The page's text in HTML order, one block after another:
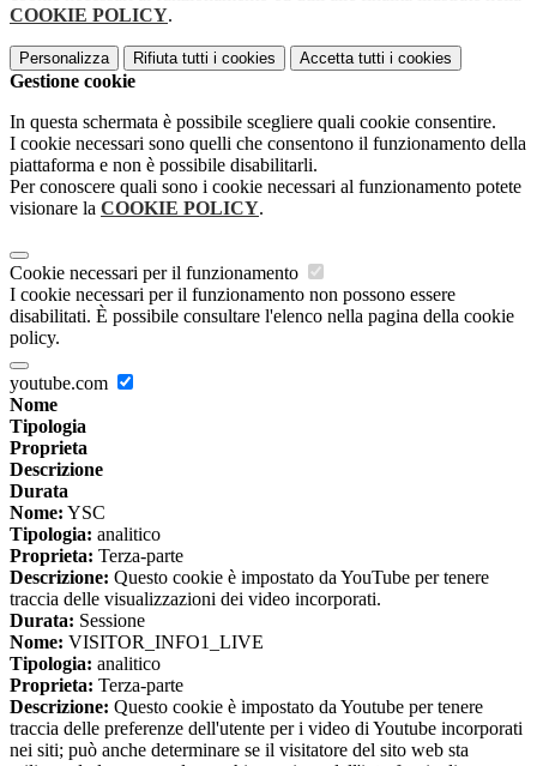
COOKIE POLICY.
Personalizza Rifiuta tutti i cookies Accetta tutti i cookies
Gestione cookie
In questa schermata è possibile scegliere quali cookie consentire.
I cookie necessari sono quelli che consentono il funzionamento della
piattaforma e non è possibile disabilitarli.
Per conoscere quali sono i cookie necessari al funzionamento potete
visionare la COOKIE POLICY.
Cookie necessari per il funzionamento
I cookie necessari per il funzionamento non possono essere
disabilitati. È possibile consultare l'elenco nella pagina della cookie
policy.
youtube.com
Nome
Tipologia
Proprieta
Descrizione
Durata
Nome: YSC
Tipologia: analitico
Proprieta: Terza-parte
Descrizione: Questo cookie è impostato da YouTube per tenere
traccia delle visualizzazioni dei video incorporati.
Durata: Sessione
Nome: VISITOR_INFO1_LIVE
Tipologia: analitico
Proprieta: Terza-parte
Descrizione: Questo cookie è impostato da Youtube per tenere
traccia delle preferenze dell'utente per i video di Youtube incorporati
nei siti; può anche determinare se il visitatore del sito web sta